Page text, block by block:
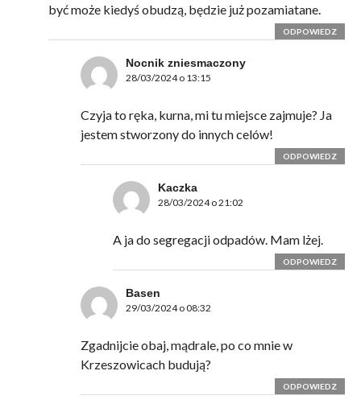
być może kiedyś obudzą, będzie już pozamiatane.
ODPOWIEDZ
Nocnik zniesmaczony
28/03/2024 o 13:15
Czyja to ręka, kurna, mi tu miejsce zajmuje? Ja
jestem stworzony do innych celów!
ODPOWIEDZ
Kaczka
28/03/2024 o 21:02
A ja do segregacji odpadów. Mam lżej.
ODPOWIEDZ
Basen
29/03/2024 o 08:32
Zgadnijcie obaj, mądrale, po co mnie w
Krzeszowicach budują?
ODPOWIEDZ